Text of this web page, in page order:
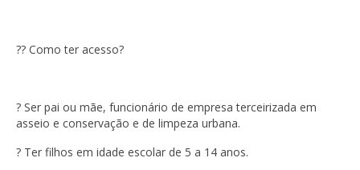
?? Como ter acesso?
? Ser pai ou mãe, funcionário de empresa terceirizada em
asseio e conservação e de limpeza urbana.
? Ter filhos em idade escolar de 5 a 14 anos.